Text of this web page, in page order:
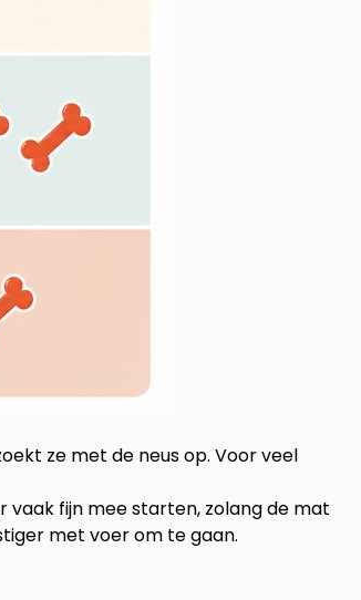
ze met de neus op. Voor veel
vaak fijn mee starten, zolang de mat
met voer om te gaan.